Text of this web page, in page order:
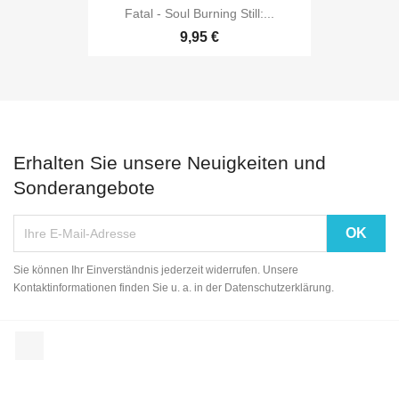
Fatal - Soul Burning Still:...
9,95 €
Erhalten Sie unsere Neuigkeiten und
Sonderangebote
Sie können Ihr Einverständnis jederzeit widerrufen. Unsere
Kontaktinformationen finden Sie u. a. in der Datenschutzerklärung.